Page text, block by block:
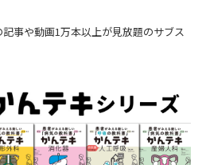
事や動画1万本以上が見放題のサブス